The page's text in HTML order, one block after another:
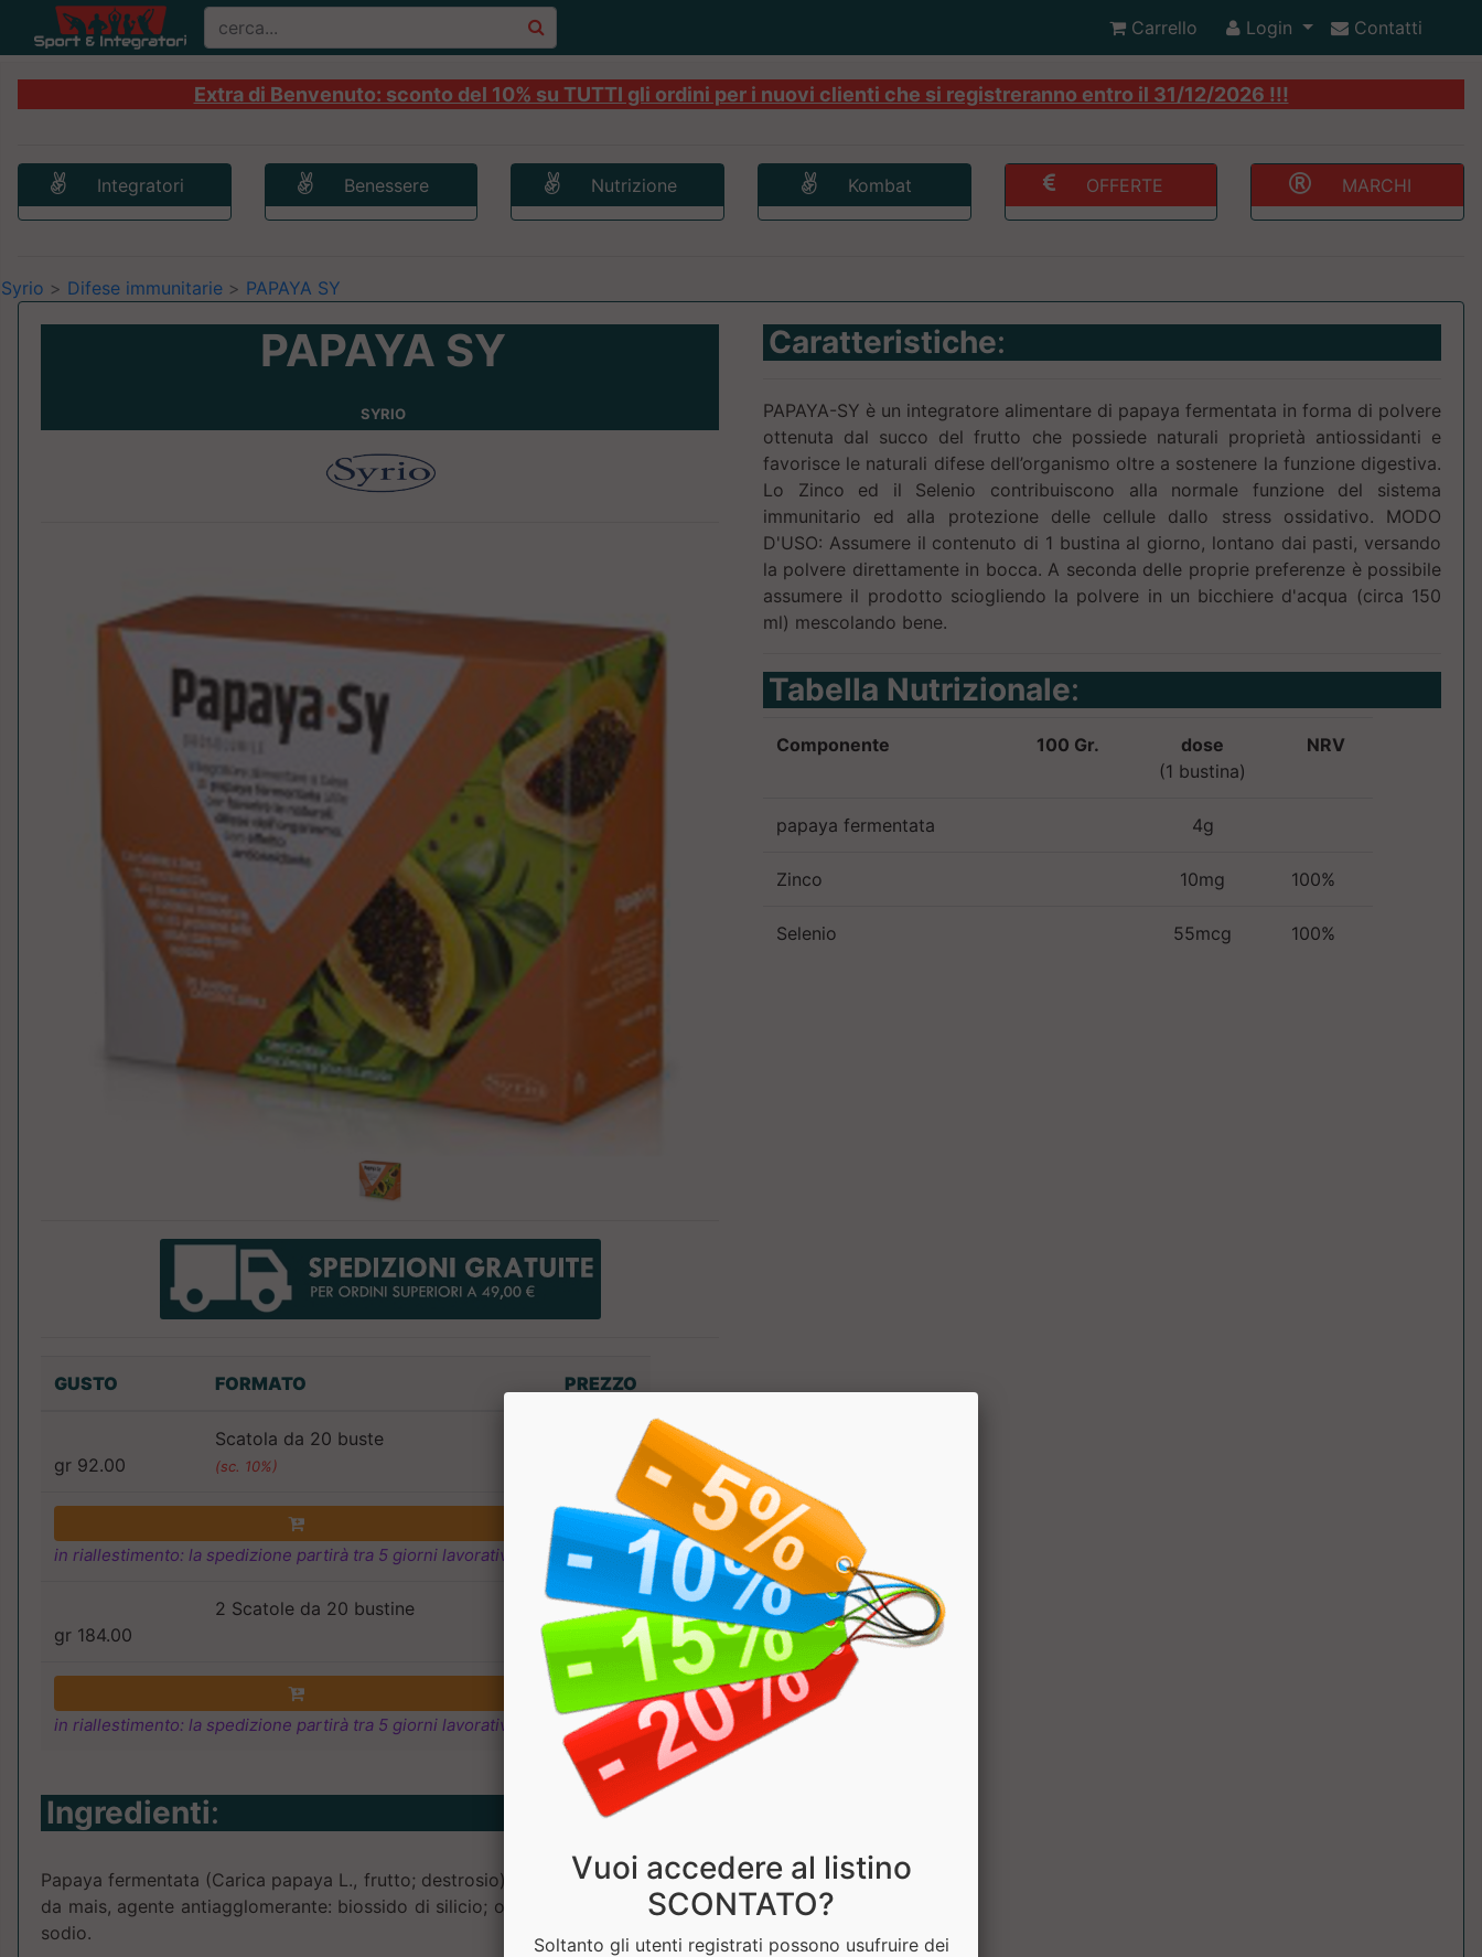
Carrello Login Contatti
Extra di Benvenuto: sconto del 10% su TUTTI gli ordini per i nuovi clienti che si registreranno entro il 31/12/2026 !!!
Integratori Benessere Nutrizione Kombat OFFERTE MARCHI
Syrio > Difese immunitarie > PAPAYA SY
PAPAYA SY
SYRIO
GUSTO FORMATO PREZZO
gr 92.00
Scatola da 20 buste
(sc. 10%)
€ 22.95
in riallestimento: la spedizione partirà tra 5 giorni lavorativi
gr 184.00
2 Scatole da 20 bustine € 32.90
in riallestimento: la spedizione partirà tra 5 giorni lavorativi
Ingredienti:
Papaya fermentata (Carica papaya L., frutto; destrosio) in polvere, maltodestrine
da mais, agente antiagglomerante: biossido di silicio; ossido di zinco, selenito di
sodio.
Caratteristiche:
PAPAYA-SY è un integratore alimentare di papaya fermentata in forma di polvere
ottenuta dal succo del frutto che possiede naturali proprietà antiossidanti e
favorisce le naturali difese dell’organismo oltre a sostenere la funzione digestiva.
Lo Zinco ed il Selenio contribuiscono alla normale funzione del sistema
immunitario ed alla protezione delle cellule dallo stress ossidativo. MODO
D'USO: Assumere il contenuto di 1 bustina al giorno, lontano dai pasti, versando
la polvere direttamente in bocca. A seconda delle proprie preferenze è possibile
assumere il prodotto sciogliendo la polvere in un bicchiere d'acqua (circa 150
ml) mescolando bene.
Tabella Nutrizionale:
Componente 100 Gr.
dose
(1 bustina)
NRV
papaya fermentata 4g
Zinco 10mg 100%
Selenio 55mcg 100%
Vuoi accedere al listino
SCONTATO?
Soltanto gli utenti registrati possono usufruire dei